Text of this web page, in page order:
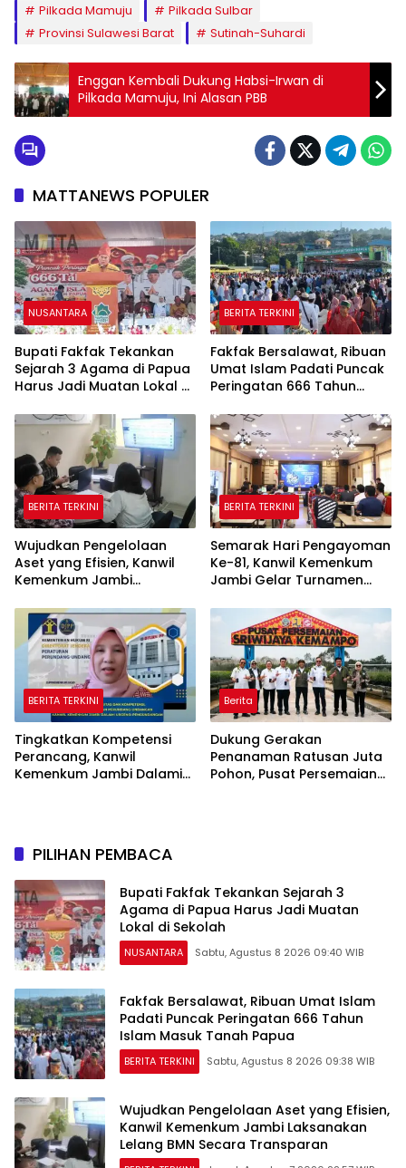
Pilkada Mamuju
Pilkada Sulbar
Provinsi Sulawesi Barat
Sutinah-Suhardi
Enggan Kembali Dukung Habsi-Irwan di
Pilkada Mamuju, Ini Alasan PBB
MATTANEWS POPULER
NUSANTARA
Bupati Fakfak Tekankan
Sejarah 3 Agama di Papua
Harus Jadi Muatan Lokal di
BERITA TERKINI
Fakfak Bersalawat, Ribuan
Umat Islam Padati Puncak
Peringatan 666 Tahun
BERITA TERKINI
Wujudkan Pengelolaan
Aset yang Efisien, Kanwil
Kemenkum Jambi
Secara Transparan
BERITA TERKINI
Semarak Hari Pengayoman
Ke-81, Kanwil Kemenkum
Jambi Gelar Turnamen
BERITA TERKINI
Tingkatkan Kompetensi
Perancang, Kanwil
Kemenkum Jambi Dalami
Berita
Dukung Gerakan
Penanaman Ratusan Juta
Pohon, Pusat Persemaian
PILIHAN PEMBACA
Bupati Fakfak Tekankan Sejarah 3
Agama di Papua Harus Jadi Muatan
Lokal di Sekolah
NUSANTARA Sabtu, Agustus 8 2026 09:40 WIB
Fakfak Bersalawat, Ribuan Umat Islam
Padati Puncak Peringatan 666 Tahun
Islam Masuk Tanah Papua
BERITA TERKINI Sabtu, Agustus 8 2026 09:38 WIB
Wujudkan Pengelolaan Aset yang Efisien,
Kanwil Kemenkum Jambi Laksanakan
Lelang BMN Secara Transparan